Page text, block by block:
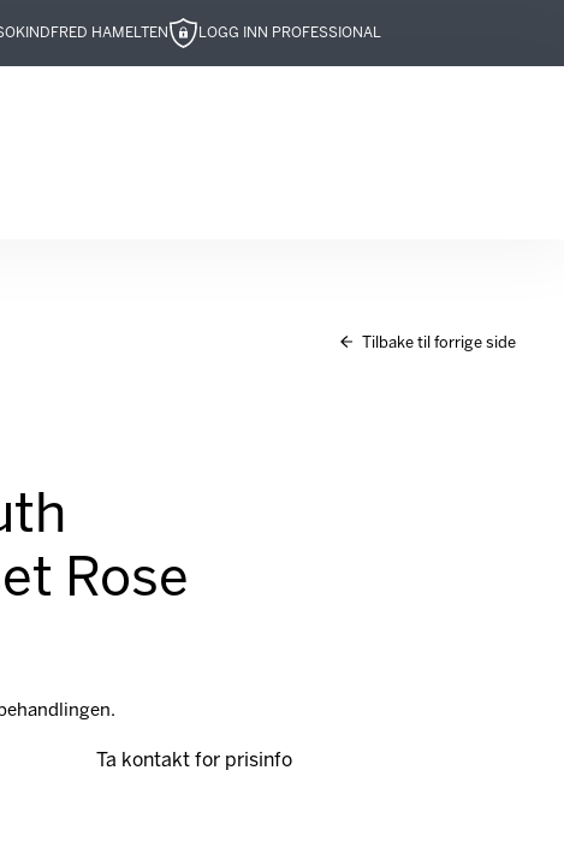
FRED HAMELTEN LOGG INN PROFESSIONAL
Tilbake til forrige side
Rose
Ta kontakt for prisinfo